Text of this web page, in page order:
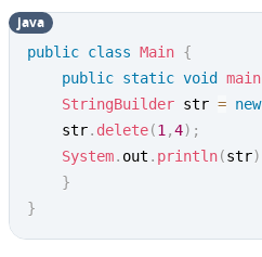
public class Main {
public static void main
StringBuilder str = new
	str
. delete(1 ,4) ;
System. out . println(str)
}
}
java